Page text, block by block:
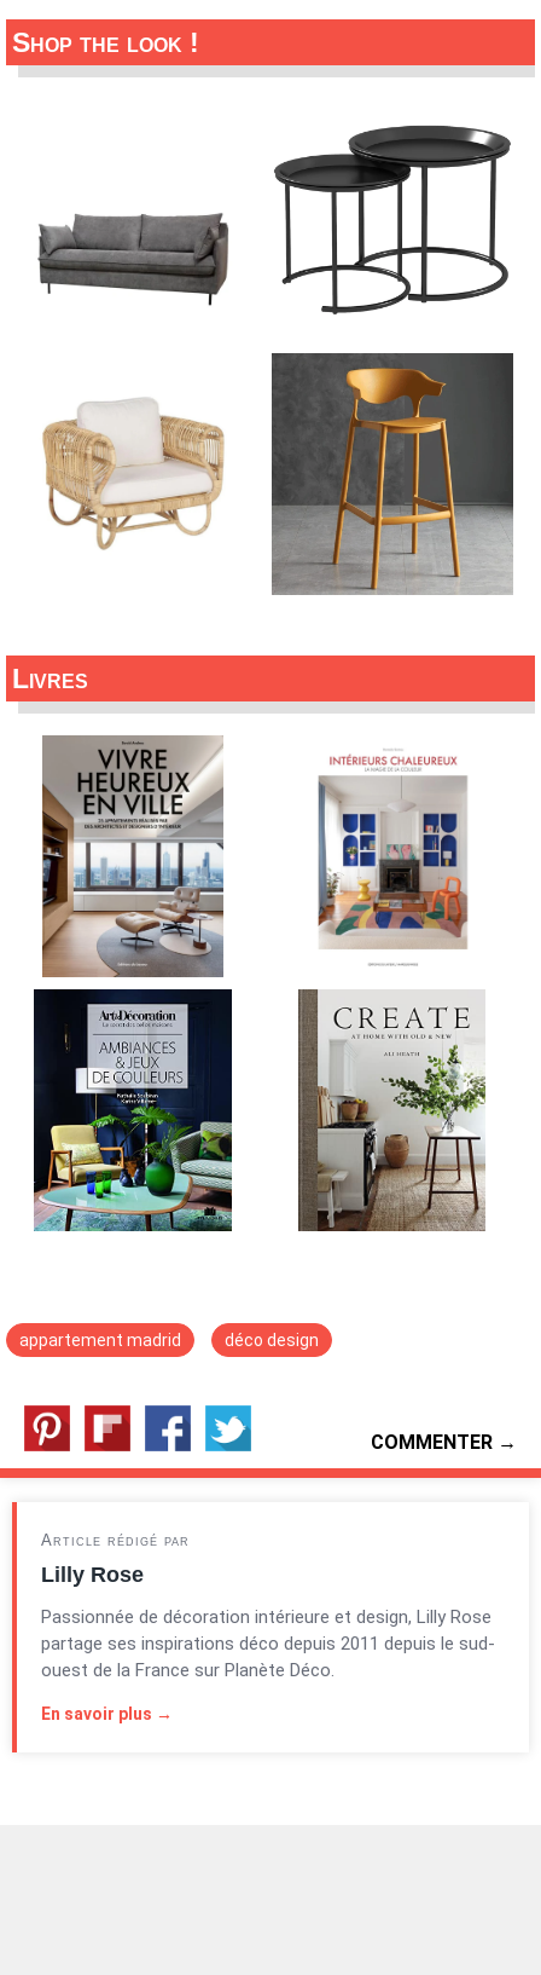
Shop the look !
Livres
appartement madrid déco design
COMMENTER →
Article rédigé par
Lilly Rose
Passionnée de décoration intérieure et design, Lilly Rose
partage ses inspirations déco depuis 2011 depuis le sud-
ouest de la France sur Planète Déco.
En savoir plus →